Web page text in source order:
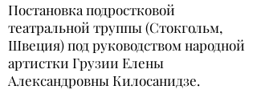
Постановка подростковой
театральной труппы (Стокгольм,
Швеция) под руководством народной
артистки Грузии Елены
Александровны Килосанидзе.